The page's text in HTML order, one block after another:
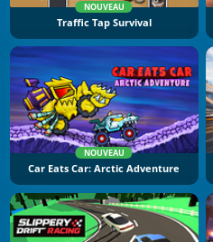
NOUVEAU
Traffic Tap Survival
NOUVEAU
Car Eats Car: Arctic Adventure